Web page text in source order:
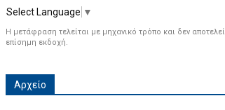
Select Language ▼
Η μετάφραση τελείται με μηχανικό τρόπο και δεν αποτελεί
επίσημη εκδοχή.
Αρχείο